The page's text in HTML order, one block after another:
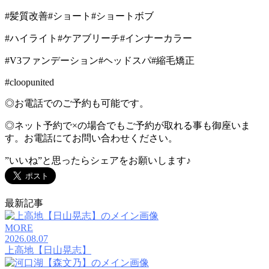
#髪質改善#ショート#ショートボブ
#ハイライト#ケアブリーチ#インナーカラー
#V3ファンデーション#ヘッドスパ#縮毛矯正
#cloopunited
◎お電話でのご予約も可能です。
◎ネット予約で×の場合でもご予約が取れる事も御座いま
す。お電話にてお問い合わせください。
”いいね”と思ったらシェアをお願いします♪
最新記事
MORE
2026.08.07
上高地【日山晃志】